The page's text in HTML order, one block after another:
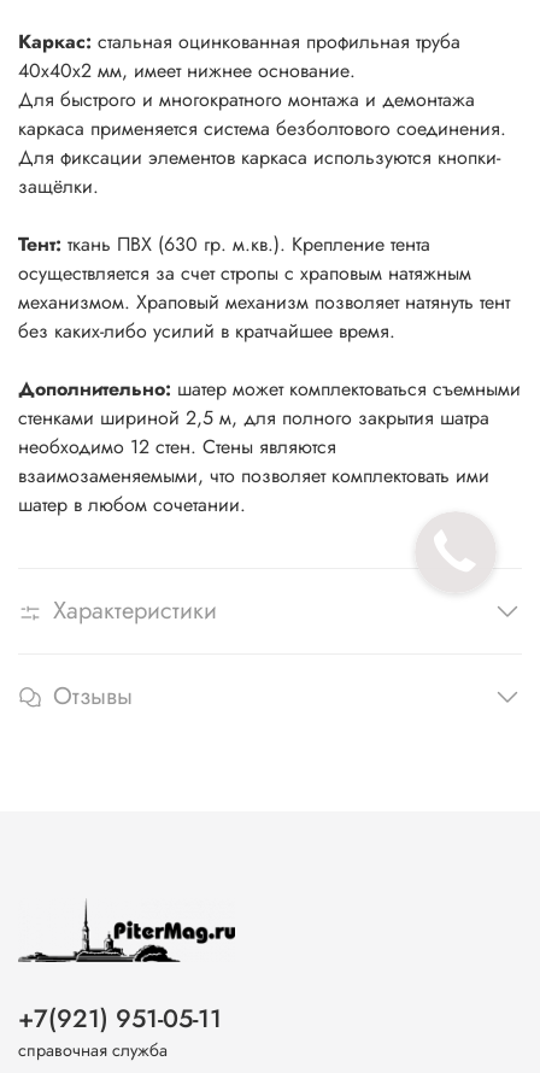
Каркас: стальная оцинкованная профильная труба
40х40х2 мм, имеет нижнее основание.
Для быстрого и многократного монтажа и демонтажа
каркаса применяется система безболтового соединения.
Для фиксации элементов каркаса используются кнопки-
защёлки.
Тент: ткань ПВХ (630 гр. м.кв.). Крепление тента
осуществляется за счет стропы с храповым натяжным
механизмом. Храповый механизм позволяет натянуть тент
без каких-либо усилий в кратчайшее время.
Дополнительно: шатер может комплектоваться съемными
стенками шириной 2,5 м, для полного закрытия шатра
необходимо 12 стен. Стены являются
взаимозаменяемыми, что позволяет комплектовать ими
шатер в любом сочетании.
Характеристики
Отзывы
+7(921) 951-05-11
справочная служба